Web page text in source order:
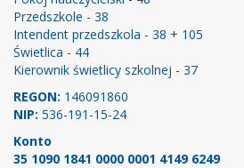
Przedszkole - 38
Intendent przedszkola - 38 + 105
Świetlica - 44
Kierownik świetlicy szkolnej - 37
REGON: 146091860
NIP: 536-191-15-24
Konto
35 1090 1841 0000 0001 4149 6249